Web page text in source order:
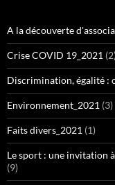
A la découverte
Crise COVID 19_2021
Discrimination, égalité :
Environnement_2021 (3)
Faits divers_2021 (1)
Le sport : une invitation
(9)